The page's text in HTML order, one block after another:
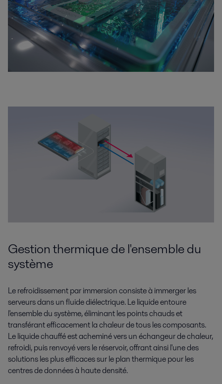
Gestion thermique de l'ensemble du
système
Le refroidissement par immersion consiste à immerger les
serveurs dans un fluide diélectrique. Le liquide entoure
l'ensemble du système, éliminant les points chauds et
transférant efficacement la chaleur de tous les composants.
Le liquide chauffé est acheminé vers un échangeur de chaleur,
refroidi, puis renvoyé vers le réservoir, offrant ainsi l'une des
solutions les plus efficaces sur le plan thermique pour les
centres de données à haute densité.